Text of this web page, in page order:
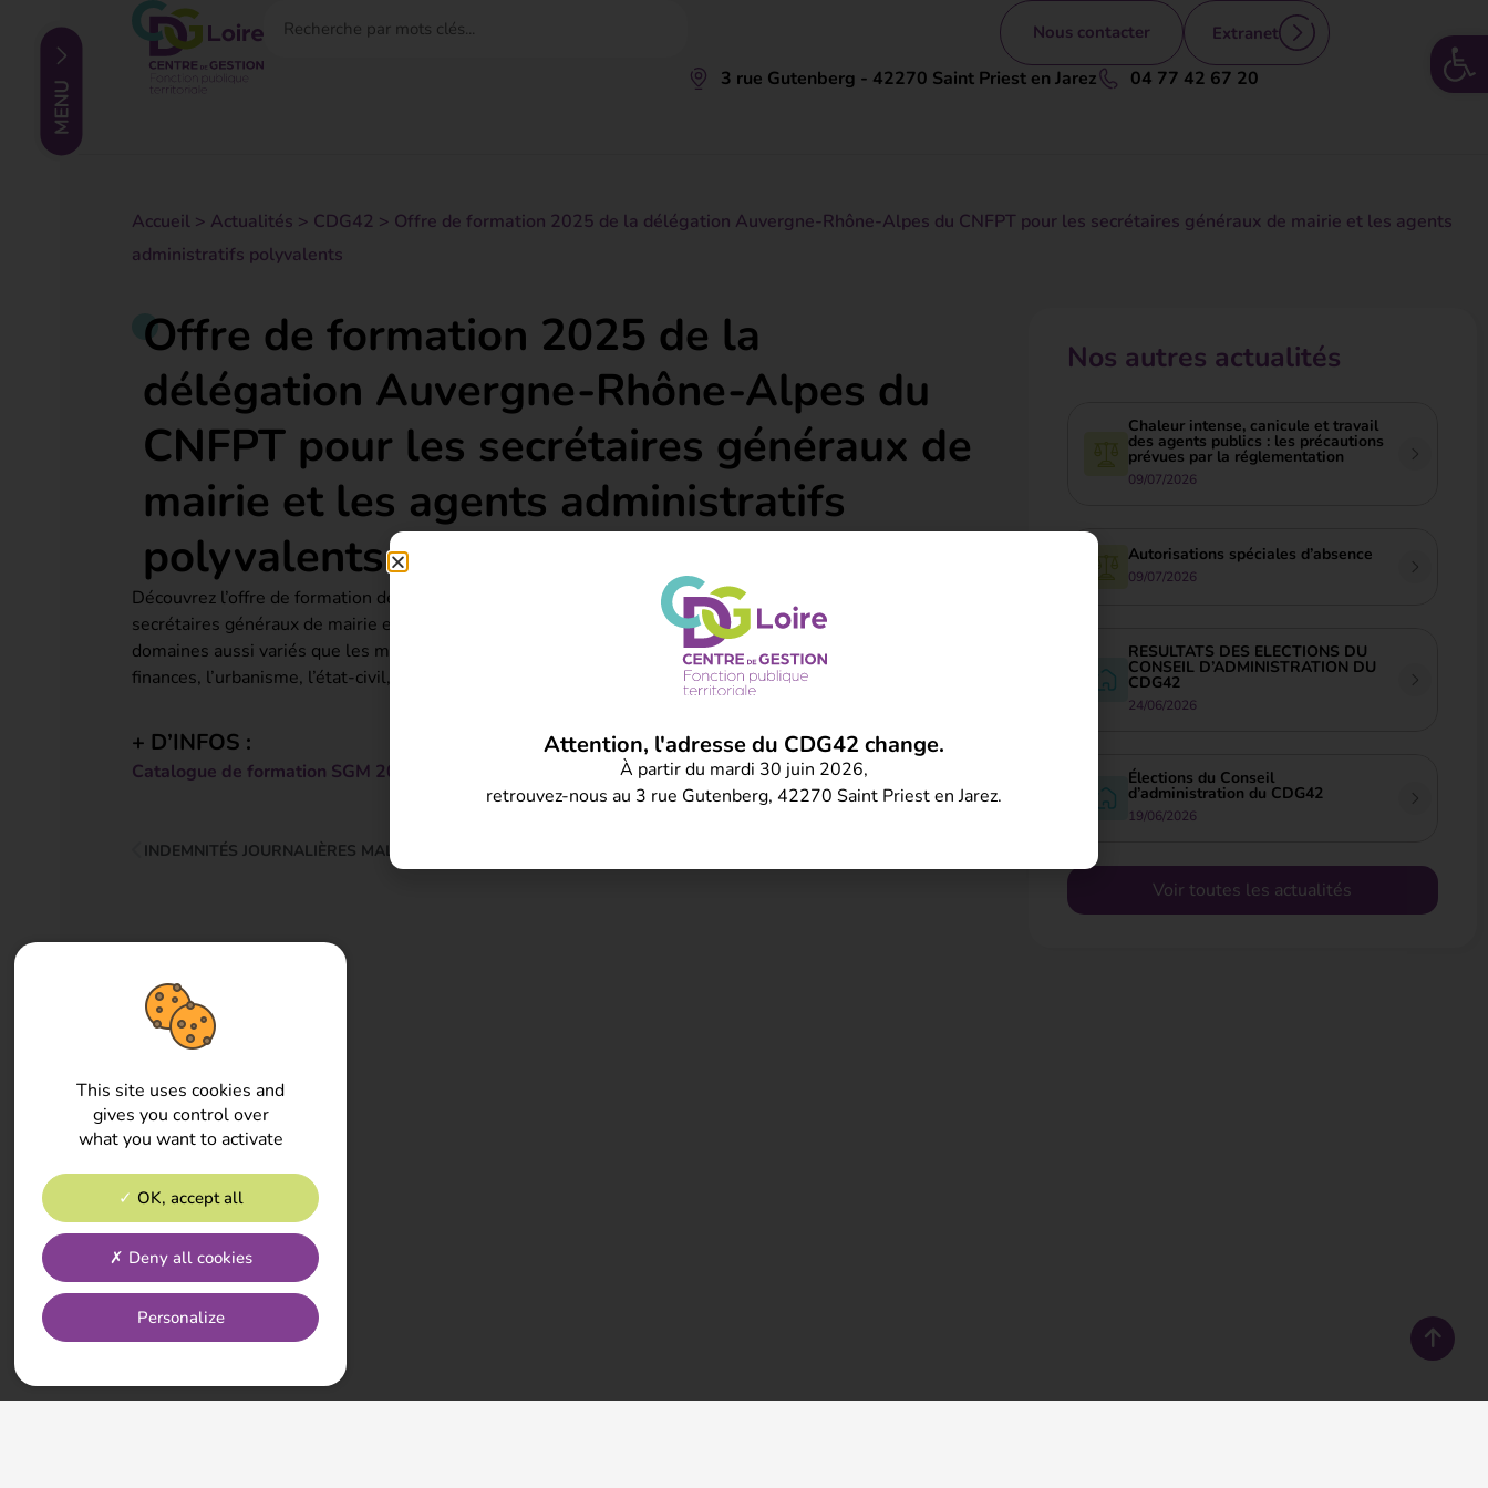
Nous contacter Extranet
3 rue Gutenberg - 42270 Saint Priest en Jarez 04 77 42 67 20
Accueil> Actualités > CDG42 > Offre de formation 2025 de la délégation Auvergne-Rhône-Alpes du CNFPT pour les secrétaires généraux de mairie et les agents
administratifs polyvalents
Offre de formation 2025 de la
délégation Auvergne-Rhône-Alpes du
CNFPT pour les secrétaires généraux de
mairie et les agents administratifs
polyvalents
Découvrez l’offre de formation de la délégation Auvergne-Rhône-Alpes du CNFPT 2025 pour les
secrétaires généraux de mairie et les agents administratifs polyvalents : + de 100 propositions dans des
domaines aussi variés que les marchés publics, le juridique, la gestion des ressources humaines, les
finances, l’urbanisme, l’état-civil, etc.)
+ D’INFOS :
Catalogue de formation SGM 2025 du CNFPT AURA
INDEMNITÉS JOURNALIÈRES MALADIE ET MATERNITÉ
Voir toutes les actualités
Nos autres actualités
Chaleur intense, canicule et travail
des agents publics : les précautions
prévues par la réglementation
09/07/2026
Autorisations spéciales d’absence
09/07/2026
RESULTATS DES ELECTIONS DU
CONSEIL D’ADMINISTRATION DU
CDG42
24/06/2026
Élections du Conseil
d’administration du CDG42
19/06/2026
This site uses cookies and
gives you control over
what you want to activate
OK, accept all
Deny all cookies
Personalize
Attention, l'adresse du CDG42 change.
À partir du mardi 30 juin 2026,
retrouvez-nous au 3 rue Gutenberg, 42270 Saint Priest en Jarez.